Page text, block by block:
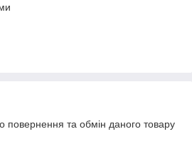
та обмін даного товару